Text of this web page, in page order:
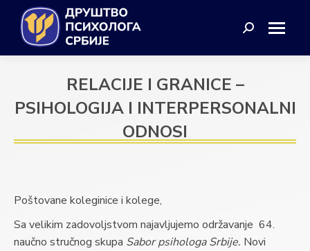
Search:
RELACIJE I GRANICE –
PSIHOLOGIJA I INTERPERSONALNI
ODNOSI
Poštovane koleginice i kolege,
Sa velikim zadovoljstvom najavljujemo održavanje 64.
naučno stručnog skupa Sabor psihologa Srbije. Novi